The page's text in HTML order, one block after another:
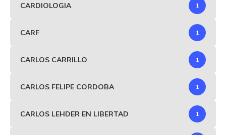
CARDIOLOGIA 1
CARF 1
CARLOS CARRILLO 1
CARLOS FELIPE CORDOBA 1
CARLOS LEHDER EN LIBERTAD 1